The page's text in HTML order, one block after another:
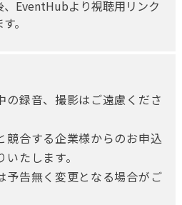
、EventHubより視聴用リンク
。
の録音、撮影はご遠慮くださ
競合する企業様からのお申込
たします。
予告無く変更となる場合がご